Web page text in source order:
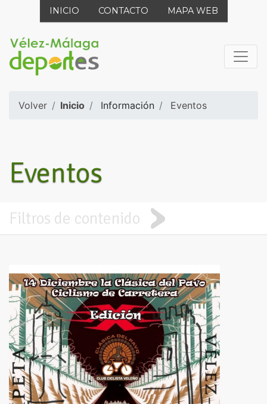
INICIO CONTACTO MAPA WEB
Volver Inicio Información Eventos
Eventos
Filtros de contenido